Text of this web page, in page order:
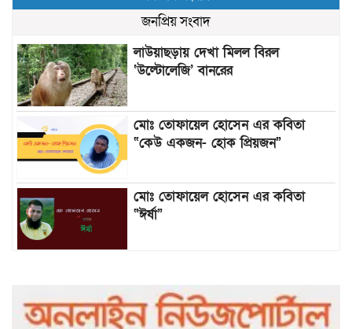
জনপ্রিয় সংবাদ
লাউয়াছড়ায় দেখা মিলল বিরল
‘উল্টোলেজি’ বানরের
মোঃ তোফায়েল হোসেন এর কবিতা
“কেউ একজন- হোক প্রিয়জন”
মোঃ তোফায়েল হোসেন এর কবিতা
“ঈর্ষা”
আটকে পড়া ১০ পর্যটককে উদ্ধার করল
পুলিশ ও ফায়ার সার্ভিস